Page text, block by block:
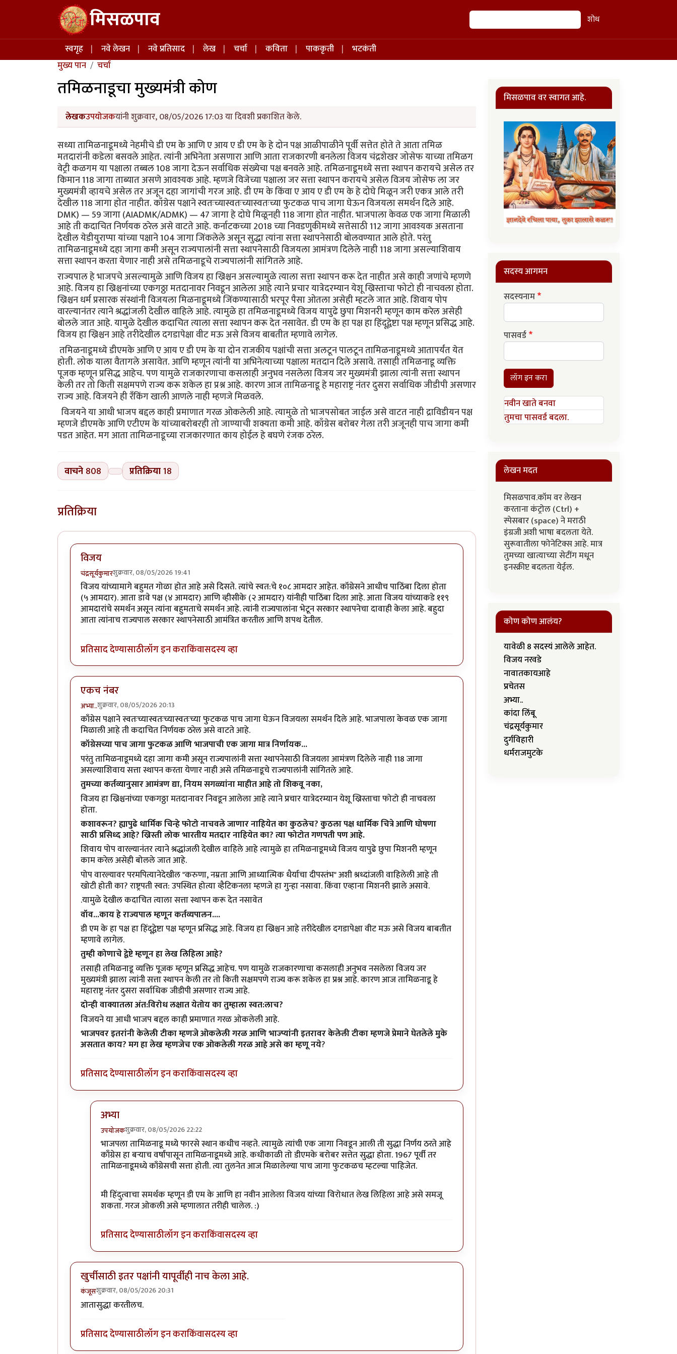
Skip to main content मिसळपाव शोध शोध
Main navigation
स्वगृह नवे लेखन नवे प्रतिसाद लेख चर्चा कविता पाककृती
भटकंती
मुख्य पान
चर्चा
तमिळनाडूचा मुख्यमंत्री कोण
लेखकउपयोजकयांनी शुक्रवार, 08/05/2026 17:03 या दिवशी प्रकाशित केले.
सध्या तामिळनाडूमध्ये नेहमीचे डी एम के आणि ए आय ए डी एम के हे दोन पक्ष आळीपाळीने पूर्वी सत्तेत होते ते आता तमिळ
मतदारांनी कडेला बसवले आहेत. त्यांनी अभिनेता असणारा आणि आता राजकारणी बनलेला विजय चंद्रशेखर जोसेफ याच्या तमिळग
वेट्री कळगम या पक्षाला तब्बल 108 जागा देऊन सर्वाधिक संख्येचा पक्ष बनवले आहे. तमिळनाडूमध्ये सत्ता स्थापन करायचे असेल तर
किमान 118 जागा ताब्यात असणे आवश्यक आहे. म्हणजे विजेच्या पक्षाला जर सत्ता स्थापन करायचे असेल विजय जोसेफ ला जर
मुख्यमंत्री व्हायचे असेल तर अजून दहा जागांची गरज आहे. डी एम के किंवा ए आय ए डी एम के हे दोघे मिळून जरी एकत्र आले तरी
देखील 118 जागा होत नाहीत. काँग्रेस पक्षाने स्वतःच्यास्वतःच्यास्वतःच्या फुटकळ पाच जागा घेऊन विजयला समर्थन दिले आहे.
DMK) — 59 जागा (AIADMK/ADMK) — 47 जागा हे दोघे मिळूनही 118 जागा होत नाहीत. भाजपाला केवळ एक जागा मिळाली
आहे ती कदाचित निर्णयक ठरेल असे वाटते आहे. कर्नाटकच्या 2018 च्या निवडणुकीमध्ये सत्तेसाठी 112 जागा आवश्यक असताना
देखील येडीयुराप्पा यांच्या पक्षाने 104 जागा जिंकलेले असून सुद्धा त्यांना सत्ता स्थापनेसाठी बोलवण्यात आले होते. परंतु
तामिळनाडूमध्ये दहा जागा कमी असून राज्यपालांनी सत्ता स्थापनेसाठी विजयला आमंत्रण दिलेले नाही 118 जागा असल्याशिवाय
सत्ता स्थापन करता येणार नाही असे तमिळनाडूचे राज्यपालांनी सांगितले आहे.
राज्यपाल हे भाजपचे असल्यामुळे आणि विजय हा ख्रिश्चन असल्यामुळे त्याला सत्ता स्थापन करू देत नाहीत असे काही जणांचे म्हणणे
आहे. विजय हा ख्रिश्चनांच्या एकगठ्ठा मतदानावर निवडून आलेला आहे त्याने प्रचार यात्रेदरम्यान येशू ख्रिस्ताचा फोटो ही नाचवला होता.
ख्रिश्चन धर्म प्रसारक संस्थांनी विजयला मिळनाडूमध्ये जिंकण्यासाठी भरपूर पैसा ओतला असेही म्हटले जात आहे. शिवाय पोप
वारल्यानंतर त्याने श्रद्धांजली देखील वाहिले आहे. त्यामुळे हा तमिळनाडूमध्ये विजय यापुढे छुपा मिशनरी म्हणून काम करेल असेही
बोलले जात आहे. यामुळे देखील कदाचित त्याला सत्ता स्थापन करू देत नसावेत. डी एम के हा पक्ष हा हिंदूद्वेष्टा पक्ष म्हणून प्रसिद्ध आहे.
विजय हा ख्रिश्चन आहे तरीदेखील दगडापेक्षा वीट मऊ असे विजय बाबतीत म्हणावे लागेल.
तमिळनाडूमध्ये डीएमके आणि ए आय ए डी एम के या दोन राजकीय पक्षांची सत्ता अलटून पालटून तामिळनाडूमध्ये आतापर्यंत येत
होती. लोक याला वैतागले असावेत. आणि म्हणून त्यांनी या अभिनेत्याच्या पक्षाला मतदान दिले असावे. तसाही तमिळनाडू व्यक्ति
पूजक म्हणून प्रसिद्ध आहेच. पण यामुळे राजकारणाचा कसलाही अनुभव नसलेला विजय जर मुख्यमंत्री झाला त्यांनी सत्ता स्थापन
केली तर तो किती सक्षमपणे राज्य करू शकेल हा प्रश्न आहे. कारण आज तामिळनाडू हे महाराष्ट्र नंतर दुसरा सर्वाधिक जीडीपी असणार
राज्य आहे. विजयने ही रँकिंग खाली आणले नाही म्हणजे मिळवले.
विजयने या आधी भाजप बद्दल काही प्रमाणात गरळ ओकलेली आहे. त्यामुळे तो भाजपसोबत जाईल असे वाटत नाही द्राविडीयन पक्ष
म्हणजे डीएमके आणि एटीएम के यांच्याबरोबरही तो जाण्याची शक्यता कमी आहे. काँग्रेस बरोबर गेला तरी अजूनही पाच जागा कमी
पडत आहेत. मग आता तामिळनाडूच्या राजकारणात काय होईल हे बघणे रंजक ठरेल.
वाचने 808 प्रतिक्रिया18
प्रतिक्रिया
विजय
चंद्रसूर्यकुमारशुक्रवार, 08/05/2026 19:41
विजय यांच्यामागे बहुमत गोळा होत आहे असे दिसते. त्यांचे स्वत:चे १०८ आमदार आहेत. कॉग्रेसने आधीच पाठिंबा दिला होता
(५ आमदार). आता डावे पक्ष (४ आमदार) आणि व्हीसीके (२ आमदार) यांनीही पाठिंबा दिला आहे. आता विजय यांच्याकडे ११९
आमदारांचे समर्थन असून त्यांना बहुमताचे समर्थन आहे. त्यांनी राज्यपालांना भेटून सरकार स्थापनेचा दावाही केला आहे. बहुदा
आता त्यांनाच राज्यपाल सरकार स्थापनेसाठी आमंत्रित करतील आणि शपथ देतील.
प्रतिसाद देण्यासाठीलॉग इन कराकिंवासदस्य व्हा
एकच नंबर
अभ्या..शुक्रवार, 08/05/2026 20:13
काँग्रेस पक्षाने स्वतःच्यास्वतःच्यास्वतःच्या फुटकळ पाच जागा घेऊन विजयला समर्थन दिले आहे. भाजपाला केवळ एक जागा
मिळाली आहे ती कदाचित निर्णयक ठरेल असे वाटते आहे.
कॉग्रेसच्या पाच जागा फुटकळ आणि भाजपाची एक जागा मात्र निर्णायक...
परंतु तामिळनाडूमध्ये दहा जागा कमी असून राज्यपालांनी सत्ता स्थापनेसाठी विजयला आमंत्रण दिलेले नाही 118 जागा
असल्याशिवाय सत्ता स्थापन करता येणार नाही असे तमिळनाडूचे राज्यपालांनी सांगितले आहे.
तुमच्या कर्तव्यानुसार आमंत्रण द्या, नियम सगळ्यांना माहीत आहे तो शिकवू नका,
विजय हा ख्रिश्चनांच्या एकगठ्ठा मतदानावर निवडून आलेला आहे त्याने प्रचार यात्रेदरम्यान येशू ख्रिस्ताचा फोटो ही नाचवला
होता.
कशावरून? ह्यापुढे धार्मिक चिन्हे फोटो नाचवले जाणार नाहियेत का कुठलेच? कुठला पक्ष धार्मिक चित्रे आणि घोषणा
साठी प्रसिध्द आहे? ख्रिस्ती लोक भारतीय मतदार नाहियेत का? त्या फोटोत गणपती पण आहे.
शिवाय पोप वारल्यानंतर त्याने श्रद्धांजली देखील वाहिले आहे त्यामुळे हा तमिळनाडूमध्ये विजय यापुढे छुपा मिशनरी म्हणून
काम करेल असेही बोलले जात आहे.
पोप वारल्यावर परमपित्यानेदेखील "करुणा, नम्रता आणि आध्यात्मिक धैर्याचा दीपस्तंभ" अशी श्रध्दांजली वाहिलेली आहे ती
खोटी होती का? राष्ट्रपती स्वत: उपस्थित होत्या व्हैटिकनला म्हणजे हा गुन्हा नसावा. किंवा एव्हाना मिशनरी झाले असावे.
.यामुळे देखील कदाचित त्याला सत्ता स्थापन करू देत नसावेत
वॉव...काय हे राज्यपाल म्हणून कर्तव्यपालन....
डी एम के हा पक्ष हा हिंदूद्वेष्टा पक्ष म्हणून प्रसिद्ध आहे. विजय हा ख्रिश्चन आहे तरीदेखील दगडापेक्षा वीट मऊ असे विजय बाबतीत
म्हणावे लागेल.
तुम्ही कोणाचे द्वेष्टे म्हणून हा लेख लिहिला आहे?
तसाही तमिळनाडू व्यक्ति पूजक म्हणून प्रसिद्ध आहेच. पण यामुळे राजकारणाचा कसलाही अनुभव नसलेला विजय जर
मुख्यमंत्री झाला त्यांनी सत्ता स्थापन केली तर तो किती सक्षमपणे राज्य करू शकेल हा प्रश्न आहे. कारण आज तामिळनाडू हे
महाराष्ट्र नंतर दुसरा सर्वाधिक जीडीपी असणार राज्य आहे.
दोन्ही वाक्यातला अंत:विरोध लक्षात येतोय का तुम्हाला स्वत:लाच?
विजयने या आधी भाजप बद्दल काही प्रमाणात गरळ ओकलेली आहे.
भाजपवर इतरांनी केलेली टीका म्हणजे ओकलेली गरळ आणि भाज्प्यांनी इतरावर केलेली टीका म्हणजे प्रेमाने घेतलेले मुके
असतात काय? मग हा लेख म्हणजेच एक ओकलेली गरळ आहे असे का म्हणू नये?
प्रतिसाद देण्यासाठीलॉग इन कराकिंवासदस्य व्हा
अभ्या
उपयोजकशुक्रवार, 08/05/2026 22:22
In reply toएकच नंबरbyअभ्या..
भाजपला तामिळनाडू मध्ये फारसे स्थान कधीच नव्हते. त्यामुळे त्यांची एक जागा निवडून आली ती सुद्धा निर्णय ठरते आहे
काँग्रेस हा बऱ्याच वर्षांपासून तामिळनाडूमध्ये आहे. कधीकाळी तो डीएमके बरोबर सत्तेत सुद्धा होता. 1967 पूर्वी तर
तामिळनाडूमध्ये काँग्रेसची सत्ता होती. त्या तुलनेत आज मिळालेल्या पाच जागा फुटकळच म्हटल्या पाहिजेत.
मी हिंदुत्वाचा समर्थक म्हणून डी एम के आणि हा नवीन आलेला विजय यांच्या विरोधात लेख लिहिला आहे असे समजू
शकता. गरज ओकली असे म्हणालात तरीही चालेल. :)
प्रतिसाद देण्यासाठीलॉग इन कराकिंवासदस्य व्हा
खुर्चीसाठी इतर पक्षांनी यापूर्वीही नाच केला आहे.
कंजूसशुक्रवार, 08/05/2026 20:31
आतासुद्धा करतीलच.
प्रतिसाद देण्यासाठीलॉग इन कराकिंवासदस्य व्हा
मिसळपाव वर स्वागत आहे.
सदस्य आगमन
सदस्यनाम
पासवर्ड
लॉग इन करा
नवीन खाते बनवा
तुमचा पासवर्ड बदला.
लेखन मदत
मिसळपाव.कॉम वर लेखन
करताना कंट्रोल (Ctrl) +
स्पेसबार (space) ने मराठी
इंग्रजी अशी भाषा बदलता येते.
सुरूवातीला फोनेटिक्स आहे. मात्र
तुमच्या खात्याच्या सेटींग मधून
इनस्क्रीप्ट बदलता येईल.
कोण कोण आलंय?
यावेळी 8 सदस्यं आलेले आहेत.
विजय नरवडे
नावातकायआहे
प्रचेतस
अभ्या..
कांदा लिंबू
चंद्रसूर्यकुमार
दुर्गविहारी
धर्मराजमुटके